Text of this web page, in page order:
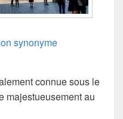
synonyme
connue sous le
majestueusement au